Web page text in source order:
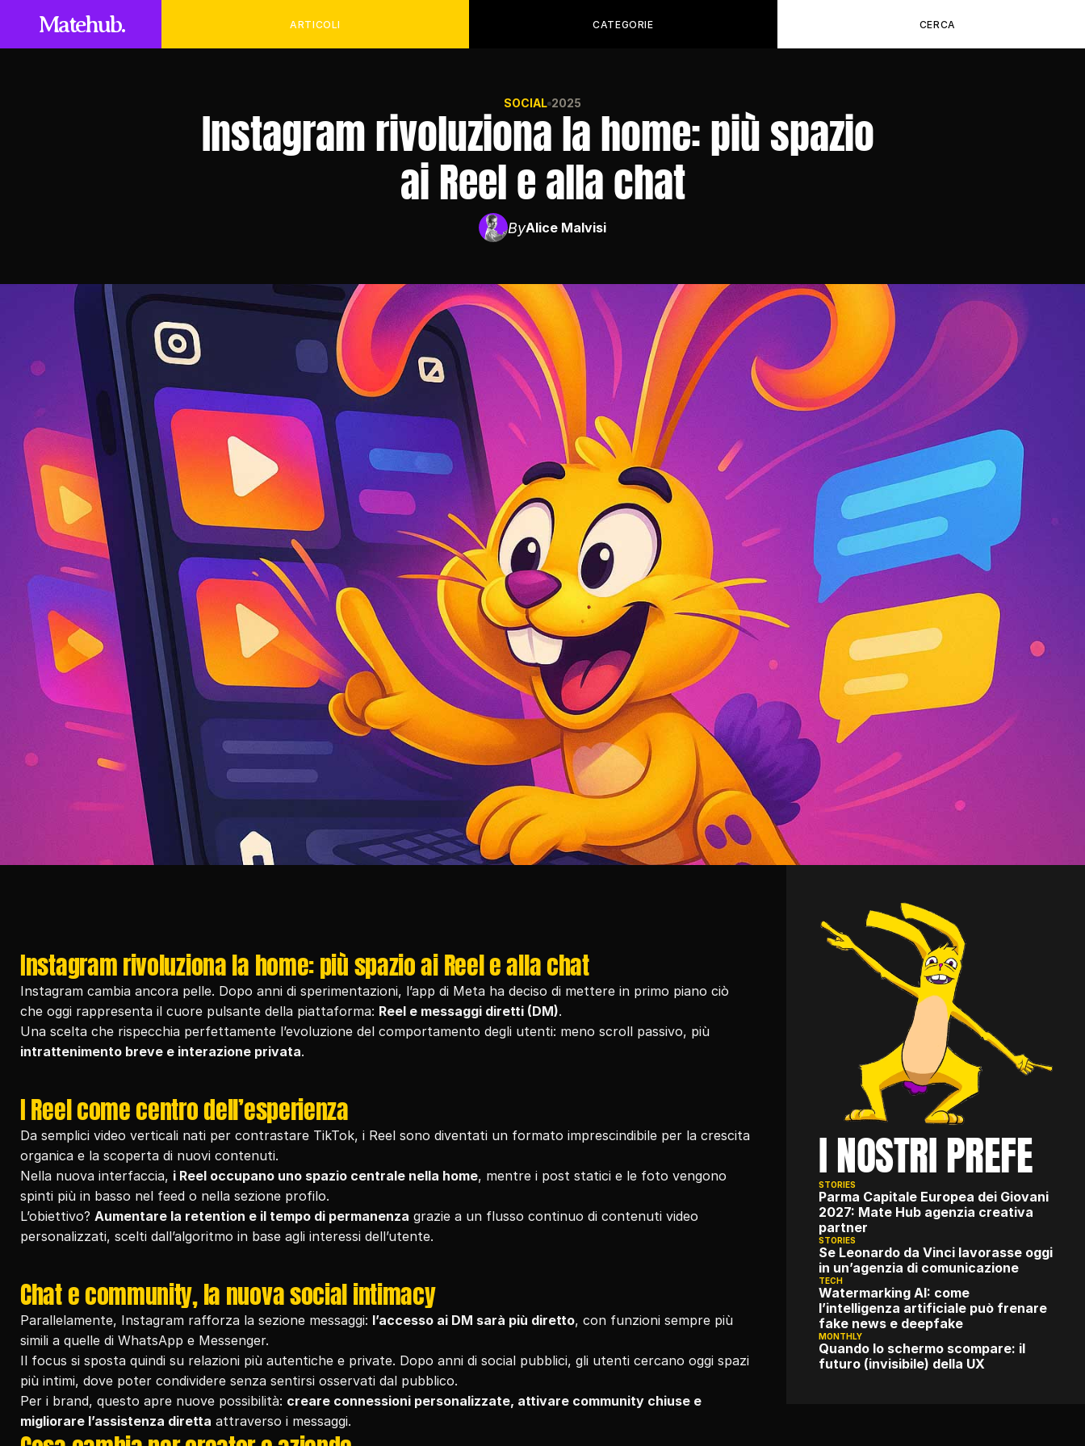
SOCIAL 2025
Instagram rivoluziona la home: più spazio
ai Reel e alla chat
ByAlice Malvisi
Instagram rivoluziona la home: più spazio ai Reel e alla chat
Instagram cambia ancora pelle. Dopo anni di sperimentazioni, l’app di Meta ha deciso di mettere in primo piano ciò
che oggi rappresenta il cuore pulsante della piattaforma: Reel e messaggi diretti (DM).
intrattenimento breve e interazione privata.
I Reel come centro dell’esperienza
Da semplici video verticali nati per contrastare TikTok, i Reel sono diventati un formato imprescindibile per la crescita
organica e la scoperta di nuovi contenuti.
Nella nuova interfaccia, i Reel occupano uno spazio centrale nella home, mentre i post statici e le foto vengono
spinti più in basso nel feed o nella sezione profilo.
L’obiettivo? Aumentare la retention e il tempo di permanenza grazie a un flusso continuo di contenuti video
personalizzati, scelti dall’algoritmo in base agli interessi dell’utente.
Chat e community, la nuova social intimacy
Parallelamente, Instagram rafforza la sezione messaggi: l’accesso ai DM sarà più diretto, con funzioni sempre più
simili a quelle di WhatsApp e Messenger.
Il focus si sposta quindi su relazioni più autentiche e private. Dopo anni di social pubblici, gli utenti cercano oggi spazi
più intimi, dove poter condividere senza sentirsi osservati dal pubblico.
Per i brand, questo apre nuove possibilità: creare connessioni personalizzate, attivare community chiuse e
migliorare l’assistenza diretta attraverso i messaggi.
I NOSTRI PREFE
STORIES
Parma Capitale Europea dei Giovani
2027: Mate Hub agenzia creativa
partner
STORIES
Se Leonardo da Vinci lavorasse oggi
in un’agenzia di comunicazione
TECH
Watermarking AI: come
l’intelligenza artificiale può frenare
fake news e deepfake
MONTHLY
Quando lo schermo scompare: il
futuro (invisibile) della UX
Matehub. ARTICOLI CATEGORIE CERCA